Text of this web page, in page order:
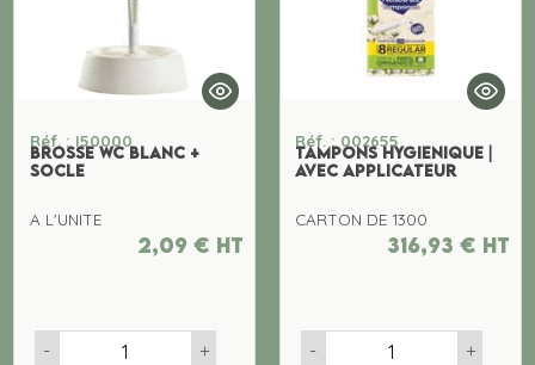
Réf. : I50000
BROSSE WC BLANC +
SOCLE
A L'UNITE
2,09 € ht
- +
Réf. : 002655
TAMPONS HYGIENIQUE |
AVEC APPLICATEUR
CARTON DE 1300
316,93 € ht
- +